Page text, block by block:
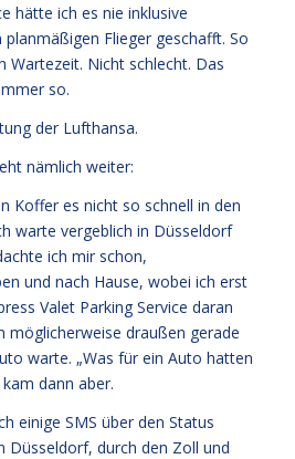
hätte ich es nie inklusive
Flieger geschafft. So
Wartezeit. Nicht schlecht. Das
so.
der Lufthansa.
nämlich weiter:
Koffer es nicht so schnell in den
warte vergeblich in Düsseldorf
ich mir schon,
und nach Hause, wobei ich erst
Valet Parking Service daran
möglicherweise draußen gerade
warte. „Was für ein Auto hatten
kam dann aber.
einige SMS über den Status
Düsseldorf, durch den Zoll und